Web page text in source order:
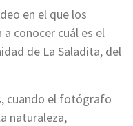
en el que los
conocer cuál es el
de La Saladita, del
cuando el fotógrafo
naturaleza,